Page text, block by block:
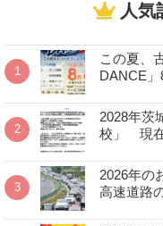
人気
この夏、
DANCE
2028年茨
校」 現在
2026年の
高速道路